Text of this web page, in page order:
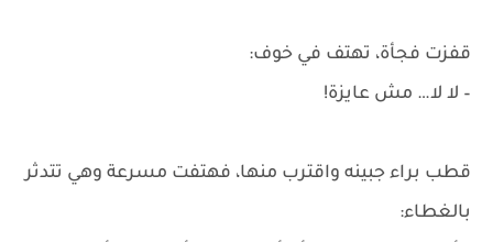
قفزت فجأة، تهتف في خوف:
– لا لا… مش عايزة!
قطب براء جبينه واقترب منها، فهتفت مسرعة وهي تتدثر
بالغطاء: